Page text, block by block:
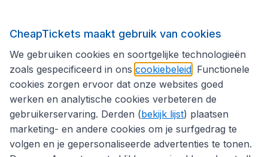
Volg CheapTickets.nl
CheapTickets maakt gebruik van cookies
We gebruiken cookies en soortgelijke technologieën
zoals gespecificeerd in ons cookiebeleid . Functionele
cookies zorgen ervoor dat onze websites goed
werken en analytische cookies verbeteren de
gebruikerservaring. Derden (bekijk lijst) plaatsen
marketing- en andere cookies om je surfgedrag te
volgen en je gepersonaliseerde advertenties te tonen.